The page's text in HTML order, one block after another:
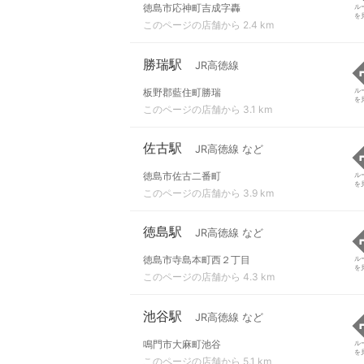
徳島市応神町吉成字轟
このページの店舗から 2.4 km
ル
を
勝瑞駅 JR高徳線
板野郡藍住町勝瑞
このページの店舗から 3.1 km
ル
を
佐古駅 JR高徳線 など
徳島市佐古二番町
このページの店舗から 3.9 km
ル
を
徳島駅 JR高徳線 など
徳島市寺島本町西２丁目
このページの店舗から 4.3 km
ル
を
池谷駅 JR高徳線 など
鳴門市大麻町池谷
このページの店舗から 5.1 km
ル
を